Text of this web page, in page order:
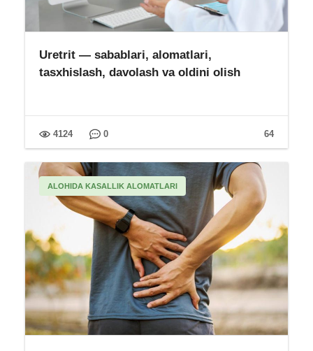
Uretrit — sabablari, alomatlari,
tasxhislash, davolash va oldini olish
64
4124 0
ALOHIDA KASALLIK ALOMATLARI